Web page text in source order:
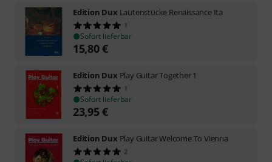
Edition Dux Lautenstücke Renaissance Ita
1
Sofort lieferbar
15,80€
Edition Dux Play Guitar Together 1
1
Sofort lieferbar
23,95€
Edition Dux Play Guitar Welcome To Vienna
2